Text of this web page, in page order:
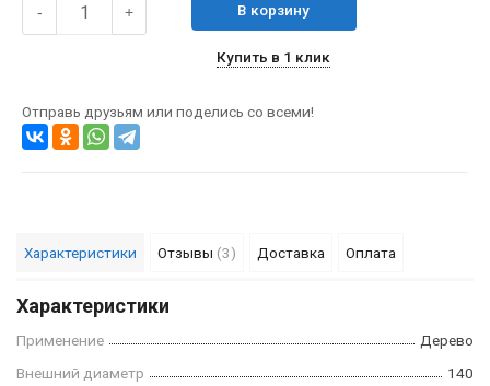
- + В корзину
Купить в 1 клик
Отправь друзьям или поделись со всеми!
Характеристики Отзывы (3) Доставка Оплата
Характеристики
Применение
Дерево
Внешний диаметр
140